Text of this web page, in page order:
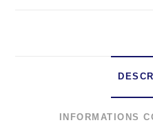
INFORMATIONS